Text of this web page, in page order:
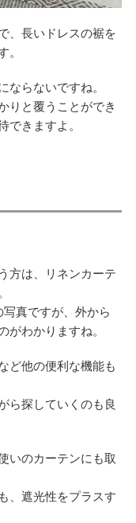
、長いドレスの裾を
。
ならないですね。
りと覆うことができ
できますよ。
方は、リネンカーテ
写真ですが、外から
がわかりますね。
ど他の便利な機能も
ら探していくのも良
いのカーテンにも取
、遮光性をプラスす